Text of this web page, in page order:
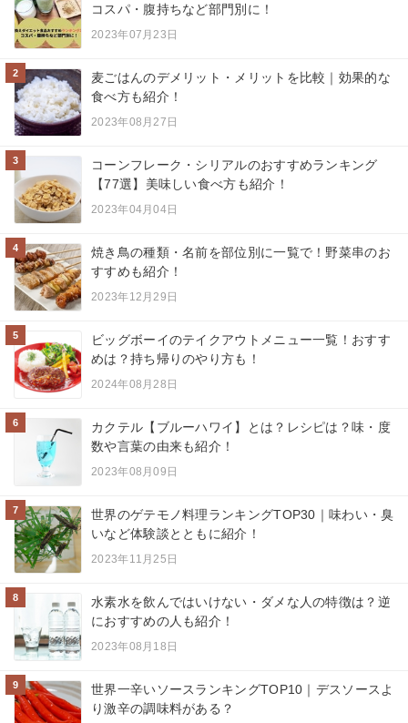
コスパ・腹持ちなど部門別に！
2023年07月23日
2
麦ごはんのデメリット・メリットを比較｜効果的な
食べ方も紹介！
2023年08月27日
3
コーンフレーク・シリアルのおすすめランキング
【77選】美味しい食べ方も紹介！
2023年04月04日
4
焼き鳥の種類・名前を部位別に一覧で！野菜串のお
すすめも紹介！
2023年12月29日
5
ビッグボーイのテイクアウトメニュー一覧！おすす
めは？持ち帰りのやり方も！
2024年08月28日
6
カクテル【ブルーハワイ】とは？レシピは？味・度
数や言葉の由来も紹介！
2023年08月09日
7
世界のゲテモノ料理ランキングTOP30｜味わい・臭
いなど体験談とともに紹介！
2023年11月25日
8
水素水を飲んではいけない・ダメな人の特徴は？逆
におすすめの人も紹介！
2023年08月18日
9
世界一辛いソースランキングTOP10｜デスソースよ
り激辛の調味料がある？